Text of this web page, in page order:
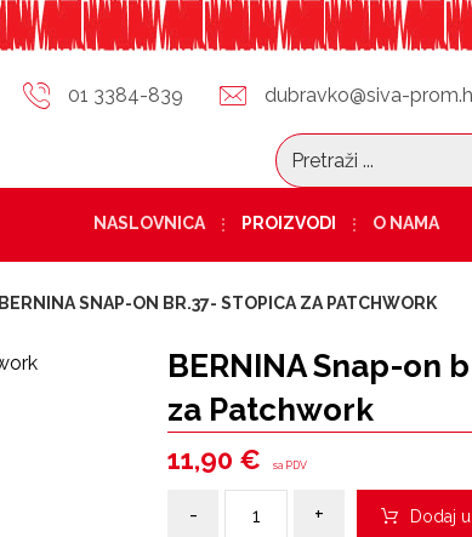
dubravko@siva-
01 3384-839
NASLOVNICA PROIZVODI O NAMA
BERNINA SNAP-ON BR.37- STOPICA ZA PATCHWORK
BERNINA Snap-on
za Patchwork
11,90 € sa PDV
- + Dodaj